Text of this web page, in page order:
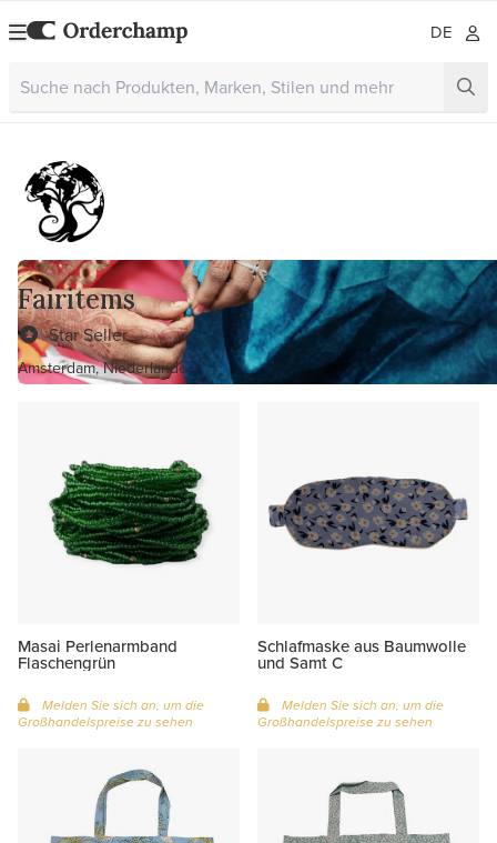
DE
Fairitems
Star Seller
Amsterdam, Niederlande
Masai Perlenarmband
Flaschengrün
Melden Sie sich an, um die
Großhandelspreise zu sehen
Schlafmaske aus Baumwolle
und Samt C
Melden Sie sich an, um die
Großhandelspreise zu sehen